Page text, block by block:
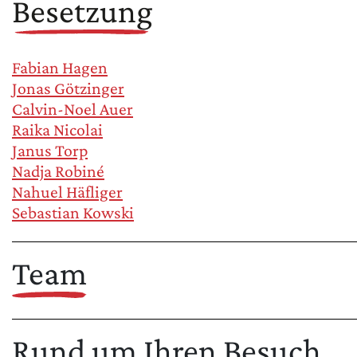
Besetzung
Fabian Hagen
Jonas Götzinger
Calvin-Noel Auer
Raika Nicolai
Janus Torp
Nadja Robiné
Nahuel Häfliger
Sebastian Kowski
Team